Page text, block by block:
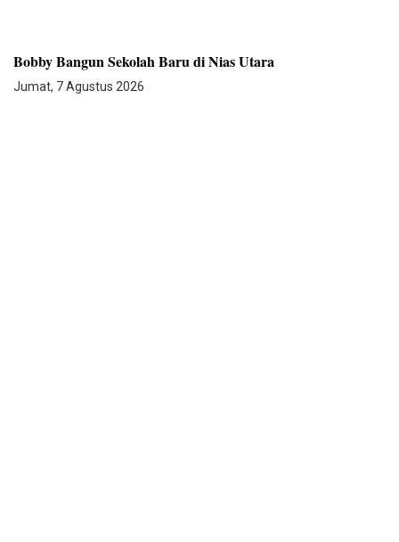
Bobby Bangun Sekolah Baru di Nias Utara
Jumat, 7 Agustus 2026